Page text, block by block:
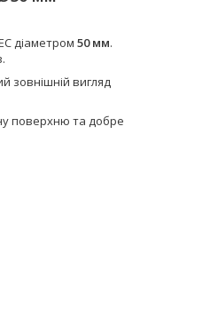
діаметром 50 мм.
зовнішній вигляд
поверхню та добре